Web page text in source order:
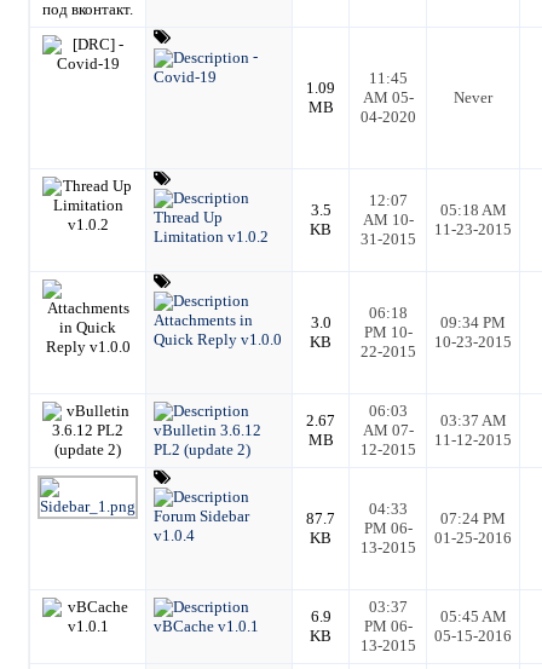
-
Covid-19
1.09
MB
11:45
AM 05-
04-2020
Never
Thread Up
Limitation v1.0.2
3.5
KB
12:07
AM 10-
31-2015
05:18 AM
11-23-2015
Attachments in
Quick Reply v1.0.0
3.0
KB
06:18
PM 10-
22-2015
09:34 PM
10-23-2015
vBulletin 3.6.12
PL2 (update 2)
2.67
MB
06:03
AM 07-
12-2015
03:37 AM
11-12-2015
Forum Sidebar
v1.0.4
87.7
KB
04:33
PM 06-
13-2015
07:24 PM
01-25-2016
vBCache v1.0.1
6.9
KB
03:37
PM 06-
13-2015
05:45 AM
05-15-2016